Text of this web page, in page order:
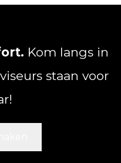
Kom langs in
staan voor